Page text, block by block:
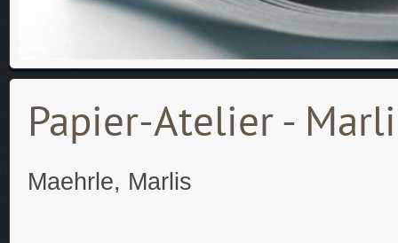
Papier-Atelier -
Maehrle, Marlis